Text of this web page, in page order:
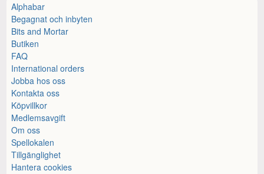
Alphabar
Begagnat och inbyten
Bits and Mortar
Butiken
FAQ
International orders
Jobba hos oss
Kontakta oss
Köpvillkor
Medlemsavgift
Om oss
Spellokalen
Tillgänglighet
Hantera cookies